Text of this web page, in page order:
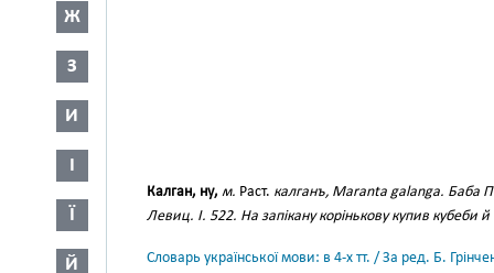
Ж
З
И
І
Ї
Й
Калган, ну, м. Раст. калганъ, Maranta galanga. Баба
Левиц. І. 522. На запікану корінькову купив кубеби й
Словарь української мови: в 4-х тт. / За ред. Б.